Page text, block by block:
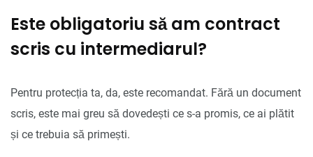
Este obligatoriu să am contract
scris cu intermediarul?
Pentru protecția ta, da, este recomandat. Fără un document
scris, este mai greu să dovedești ce s-a promis, ce ai plătit
și ce trebuia să primești.